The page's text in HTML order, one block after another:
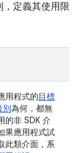
，定義其使用限
用程式的目標
別為何，都無
的非 SDK 介
果應用程式試
此類介面，系